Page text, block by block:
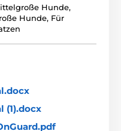
210 Gramm
Hunde,
Hunde, Für
(1).docx